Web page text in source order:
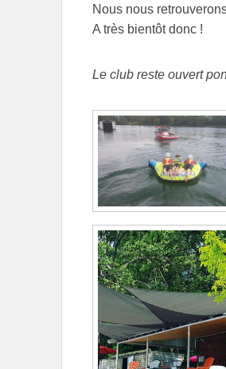
Nous nous
A très bientôt donc !
Le club reste ouvert